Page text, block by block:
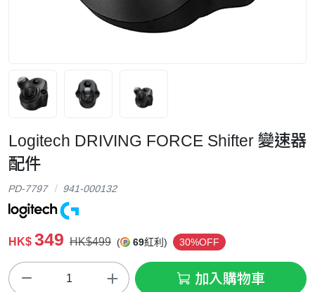
Logitech DRIVING FORCE Shifter 變速器
配件
PD-7797 941-000132
HK$ 349 HK$499 ( 69紅利) 30%OFF
加入購物車